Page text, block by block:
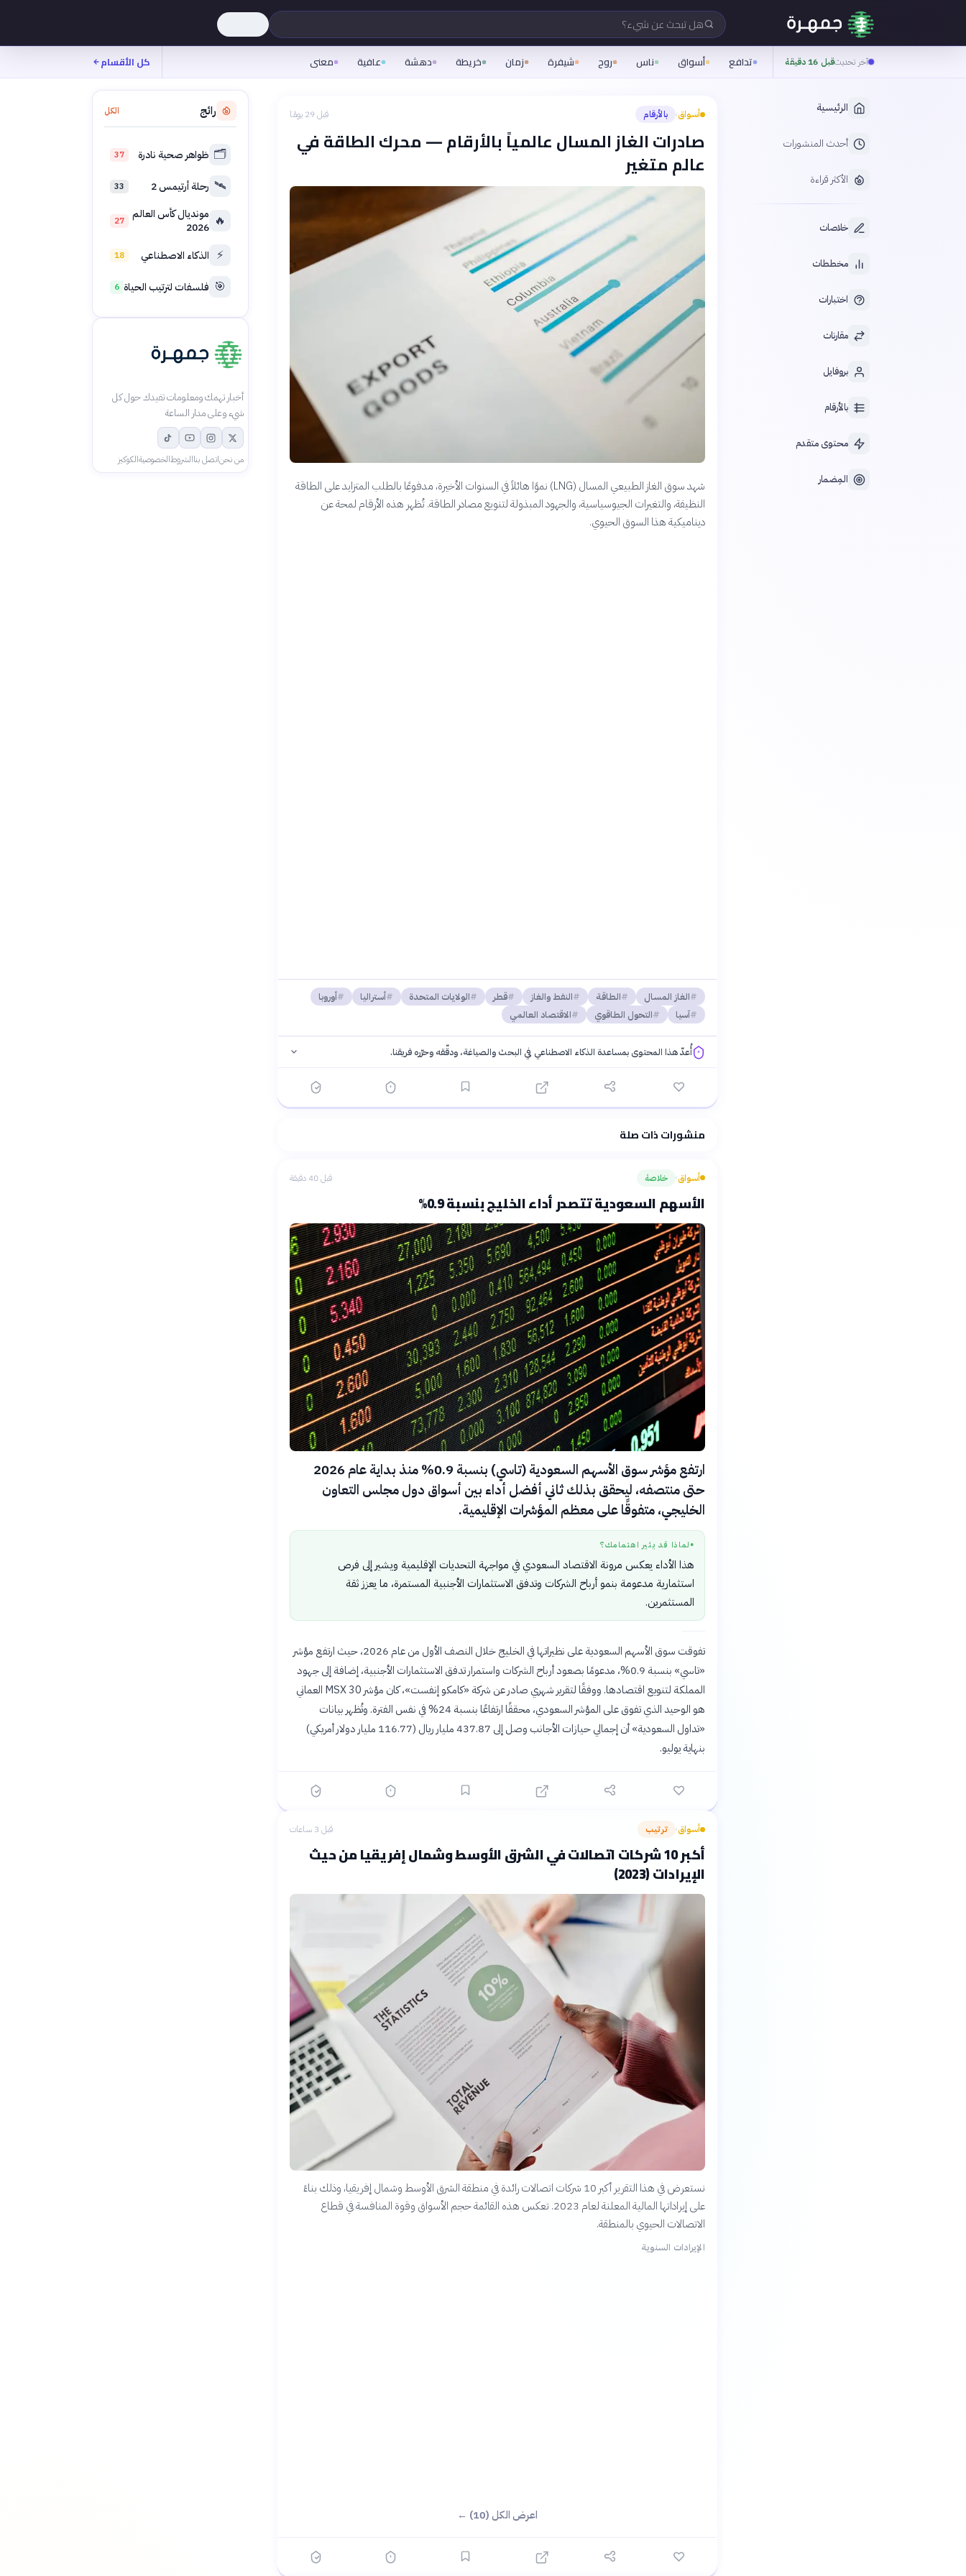
هل تبحث عن شيء؟
آخر تحديثقبل 16 دقيقة تدافع أسواق ناس روح شيفرة زمان خريطة دهشة عافية معنى كل الأقسام
الرئيسية
أحدث المنشورات
الأكثر قراءة
خلاصات
مخططات
اختبارات
مقارنات
بروفايل
بالأرقام
محتوى متقدم
المِضمار
أسواق› بالأرقام قبل 29 يومًا
صادرات الغاز المسال عالمياً بالأرقام — محرك الطاقة في
عالم متغير
شهد سوق الغاز الطبيعي المسال (LNG) نموًا هائلاً في السنوات الأخيرة، مدفوعًا بالطلب المتزايد على الطاقة
النظيفة، والتغيرات الجيوسياسية، والجهود المبذولة لتنويع مصادر الطاقة. تُظهر هذه الأرقام لمحة عن
ديناميكية هذا السوق الحيوي.
الغاز المسال الطاقة النفط والغاز قطر الولايات المتحدة أستراليا
أوروبا
آسيا
التحول الطاقوي الاقتصاد العالمي
أُعدّ هذا المحتوى بمساعدة الذكاء الاصطناعي في البحث والصياغة، ودقّقه وحرّره فريقنا.
منشورات ذات صلة
أسواق› خلاصة قبل 40 دقيقة
الأسهم السعودية تتصدر أداء الخليج بنسبة 0.9%
ارتفع مؤشر سوق الأسهم السعودية (تاسي) بنسبة 0.9% منذ بداية عام 2026
حتى منتصفه، ليحقق بذلك ثاني أفضل أداء بين أسواق دول مجلس التعاون
الخليجي، متفوقًا على معظم المؤشرات الإقليمية.
● لماذا قد يثير اهتمامك؟
هذا الأداء يعكس مرونة الاقتصاد السعودي في مواجهة التحديات الإقليمية ويشير إلى فرص
استثمارية مدعومة بنمو أرباح الشركات وتدفق الاستثمارات الأجنبية المستمرة، ما يعزز ثقة
المستثمرين.
تفوقت سوق الأسهم السعودية على نظيراتها في الخليج خلال النصف الأول من عام 2026، حيث ارتفع مؤشر
«تاسي» بنسبة 0.9%، مدعومًا بصعود أرباح الشركات واستمرار تدفق الاستثمارات الأجنبية، إضافة إلى جهود
المملكة لتنويع اقتصادها. ووفقًا لتقرير شهري صادر عن شركة «كامكو إنفست»، كان مؤشر MSX 30 العماني
هو الوحيد الذي تفوق على المؤشر السعودي، محققًا ارتفاعًا بنسبة 24% في نفس الفترة. وتُظهر بيانات
«تداول السعودية» أن إجمالي حيازات الأجانب وصل إلى 437.87 مليار ريال (116.77 مليار دولار أمريكي)
بنهاية يوليو.
أسواق› ترتيب قبل 3 ساعات
أكبر 10 شركات اتصالات في الشرق الأوسط وشمال إفريقيا من حيث
الإيرادات (2023)
نستعرض في هذا التقرير أكبر 10 شركات اتصالات رائدة في منطقة الشرق الأوسط وشمال إفريقيا، وذلك بناءً
على إيراداتها المالية المعلنة لعام 2023. تعكس هذه القائمة حجم الأسواق وقوة المنافسة في قطاع
الاتصالات الحيوي بالمنطقة.
الإيرادات السنوية
اعرض الكل (10) ←
رائج الكل
🗂️ ظواهر صحية نادرة 37
🛰️ رحلة أرتيمس 2 33
🔥 مونديال كأس العالم
2026
27
⚡ الذكاء الاصطناعي 18
🎯 فلسفات لترتيب الحياة 6
أخبار تهمك ومعلومات تفيدك حول كل
شيء وعلى مدار الساعة
من نحناتصل بناالشروطالخصوصيةالكوكيز